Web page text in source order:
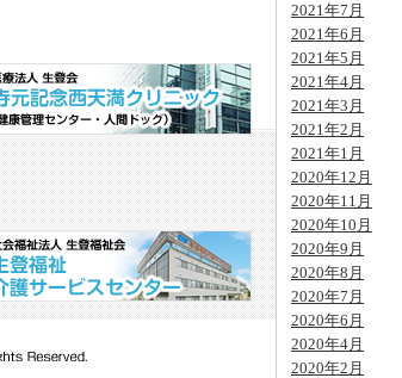
2021年7月
2021年6月
2021年5月
2021年4月
2021年3月
2021年2月
2021年1月
2020年12月
2020年11月
2020年10月
2020年9月
2020年8月
2020年7月
2020年6月
2020年4月
2020年2月